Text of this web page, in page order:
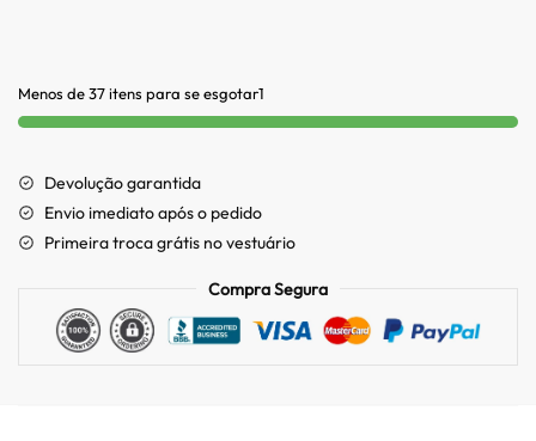
Menos de 37 itens para se esgotar1
Devolução garantida
Envio imediato após o pedido
Primeira troca grátis no vestuário
Compra Segura